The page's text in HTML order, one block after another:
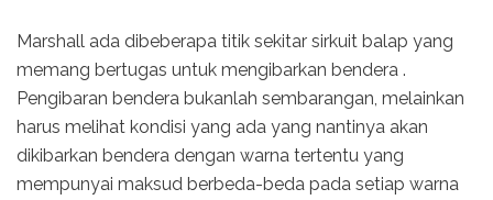
Marshall ada dibeberapa titik sekitar sirkuit balap yang
memang bertugas untuk mengibarkan bendera .
Pengibaran bendera bukanlah sembarangan, melainkan
harus melihat kondisi yang ada yang nantinya akan
dikibarkan bendera dengan warna tertentu yang
mempunyai maksud berbeda-beda pada setiap warna